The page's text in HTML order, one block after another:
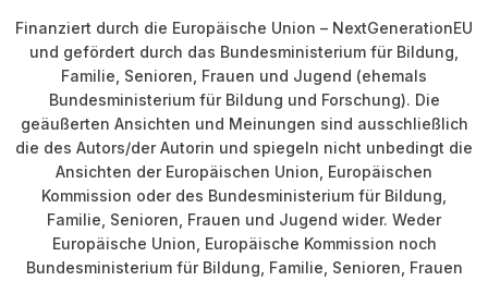
Finanziert durch die Europäische Union – NextGenerationEU
und gefördert durch das Bundesministerium für Bildung,
Familie, Senioren, Frauen und Jugend (ehemals
Bundesministerium für Bildung und Forschung). Die
geäußerten Ansichten und Meinungen sind ausschließlich
die des Autors/der Autorin und spiegeln nicht unbedingt die
Ansichten der Europäischen Union, Europäischen
Kommission oder des Bundesministerium für Bildung,
Familie, Senioren, Frauen und Jugend wider. Weder
Europäische Union, Europäische Kommission noch
Bundesministerium für Bildung, Familie, Senioren, Frauen